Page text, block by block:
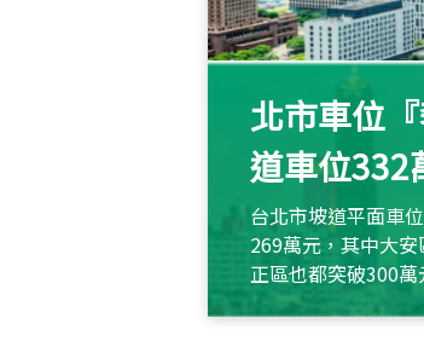
北市車位
道車位332
台北市坡道平面車
269萬元，其中大
正區也都突破300